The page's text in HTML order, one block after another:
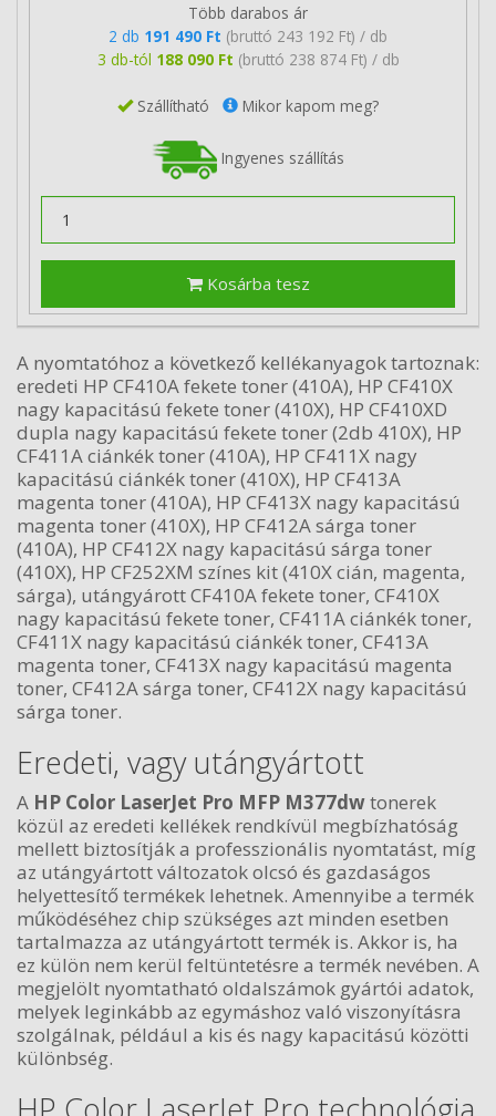
Több darabos ár
2 db 191 490 Ft (bruttó 243 192 Ft) / db
3 db-tól 188 090 Ft (bruttó 238 874 Ft) / db
Szállítható Mikor kapom meg?
Ingyenes szállítás
Kosárba tesz
A nyomtatóhoz a következő kellékanyagok tartoznak:
eredeti HP CF410A fekete toner (410A), HP CF410X
nagy kapacitású fekete toner (410X), HP CF410XD
dupla nagy kapacitású fekete toner (2db 410X), HP
CF411A ciánkék toner (410A), HP CF411X nagy
kapacitású ciánkék toner (410X), HP CF413A
magenta toner (410A), HP CF413X nagy kapacitású
magenta toner (410X), HP CF412A sárga toner
(410A), HP CF412X nagy kapacitású sárga toner
(410X), HP CF252XM színes kit (410X cián, magenta,
sárga), utángyárott CF410A fekete toner, CF410X
nagy kapacitású fekete toner, CF411A ciánkék toner,
CF411X nagy kapacitású ciánkék toner, CF413A
magenta toner, CF413X nagy kapacitású magenta
toner, CF412A sárga toner, CF412X nagy kapacitású
sárga toner.
Eredeti, vagy utángyártott
A HP Color LaserJet Pro MFP M377dwtonerek
közül az eredeti kellékek rendkívül megbízhatóság
mellett biztosítják a professzionális nyomtatást, míg
az utángyártott változatok olcsó és gazdaságos
helyettesítő termékek lehetnek. Amennyibe a termék
működéséhez chip szükséges azt minden esetben
tartalmazza az utángyártott termék is. Akkor is, ha
ez külön nem kerül feltüntetésre a termék nevében. A
megjelölt nyomtatható oldalszámok gyártói adatok,
melyek leginkább az egymáshoz való viszonyításra
szolgálnak, például a kis és nagy kapacitású közötti
különbség.